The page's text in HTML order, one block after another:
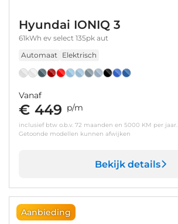
Hyundai IONIQ 3
61kWh ev select 135pk aut
Automaat Elektrisch
Vanaf
€ 449 p/m
inclusief btw o.b.v. 72 maanden en 5000 KM per jaar.
Getoonde modellen kunnen afwijken
Bekijk details
Aanbieding